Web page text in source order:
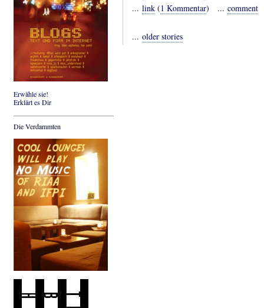
Erwähle sie!
Erklärt es Dir
Die Verdammten
... link (1 Kommentar) ... comment
... older stories